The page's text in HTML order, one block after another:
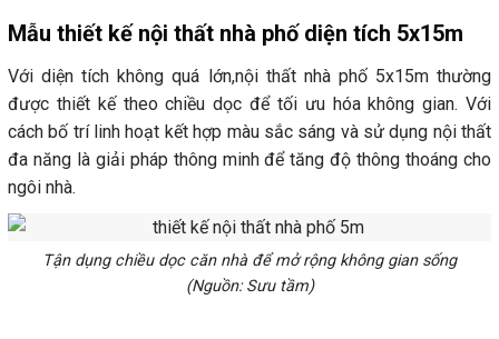
Mẫu thiết kế nội thất nhà phố diện tích 5x15m
Với diện tích không quá lớn,nội thất nhà phố 5x15m thường
được thiết kế theo chiều dọc để tối ưu hóa không gian. Với
cách bố trí linh hoạt kết hợp màu sắc sáng và sử dụng nội thất
đa năng là giải pháp thông minh để tăng độ thông thoáng cho
ngôi nhà.
Tận dụng chiều dọc căn nhà để mở rộng không gian sống
(Nguồn: Sưu tầm)